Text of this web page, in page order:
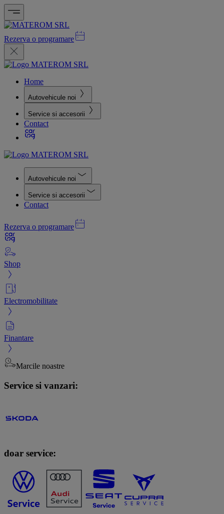
Rezerva o programare
Home
Autovehicule noi
Service si accesorii
Contact
Autovehicule noi
Service si accesorii
Contact
Rezerva o programare
Shop
Electromobilitate
Finantare
Marcile noastre
Service si vanzari:
doar service: